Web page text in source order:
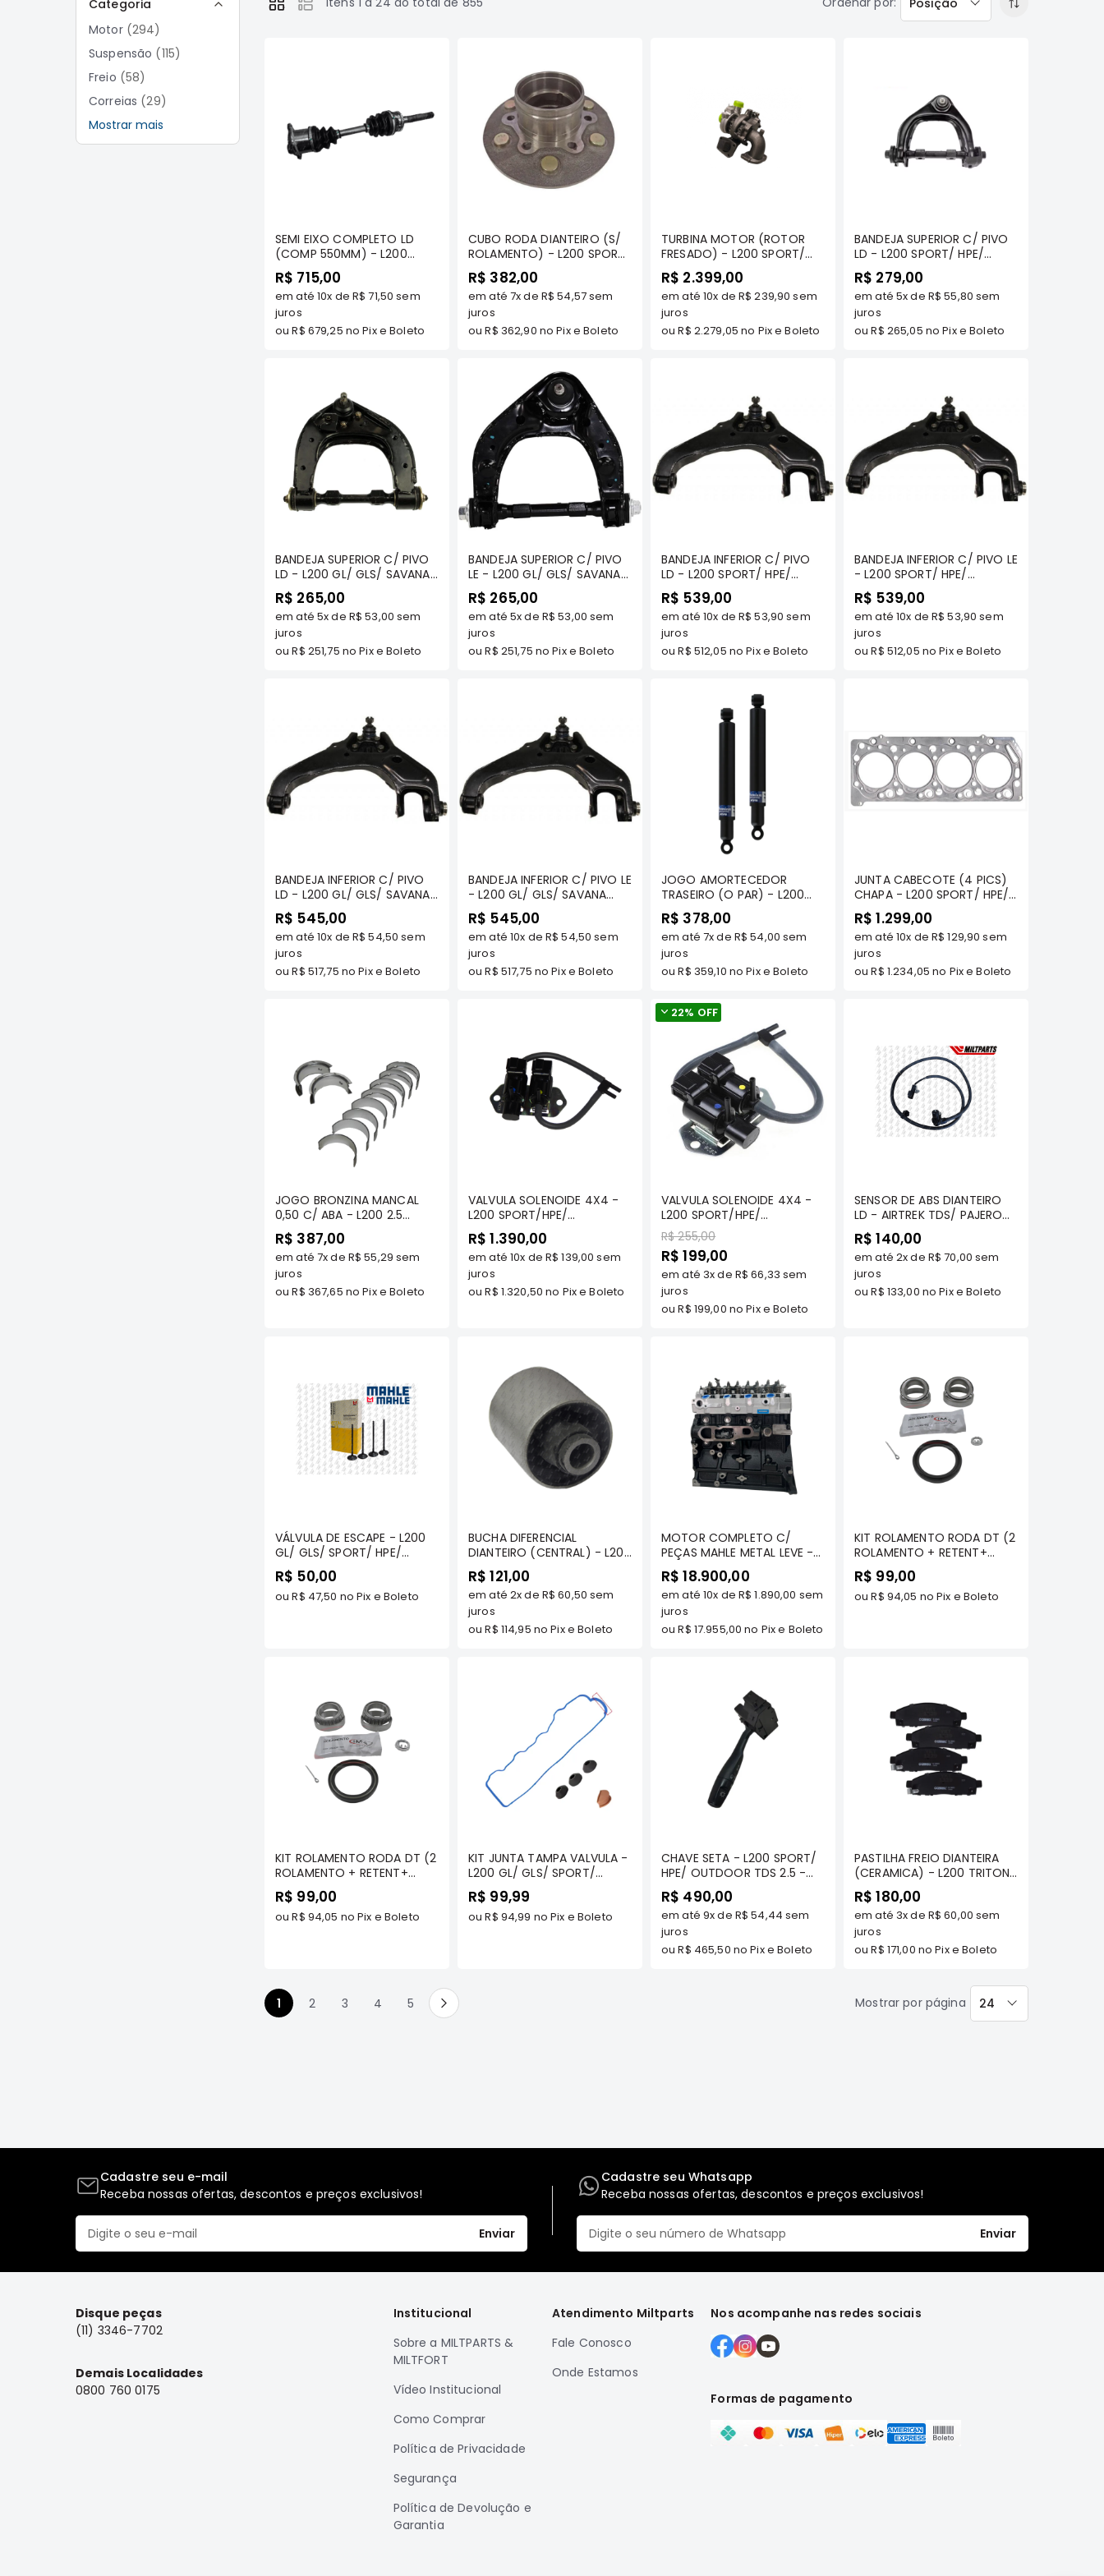
Ver
SEMI EIXO COMPLETO LD
(COMP 550MM) - L200
SPORT/ HPE/ OUTDOOR/
PAJERO SPORT
2.5/2.8/3.0/3.5 TDS - AL1080
R$ 715,00
em até 10x de R$ 71,50 sem
juros
ouR$ 679,25 no Pix e Boleto
CUBO RODA DIANTEIRO (S/
ROLAMENTO) - L200 SPORT/
HPE/ OUTDOOR/ PAJERO
SPORT 2007/... - AL930
R$ 382,00
em até 7xde R$ 54,57sem
juros
ouR$ 362,90 no Pix e Boleto
TURBINA MOTOR (ROTOR
FRESADO) - L200 SPORT/
HPE/ OUTDOOR/ PAJERO
SPORT 2.5 HPE - EKSTRON -
TC-1099F
R$ 2.399,00
em até 10x de R$ 239,90 sem
juros
ouR$ 2.279,05 no Pix e Boleto
BANDEJA SUPERIOR C/ PIVO
LD - L200 SPORT/ HPE/
OUTDOOR/ SAVANA/
PAJERO SPORT / PAJERO
FULL GLS/ GLSB 1993 A 1999 -
MT COMPONENTES -
MR124880
R$ 279,00
em até 5xde R$ 55,80 sem
juros
ouR$ 265,05 no Pix e Boleto
BANDEJA SUPERIOR C/ PIVO
LD - L200 GL/ GLS/ SAVANA
4X4 1994 A 2007
(QUADRADINHA) - MT
COMPONENTES - MB527512
R$ 265,00
em até 5xde R$ 53,00 sem
juros
ouR$ 251,75 no Pix e Boleto
BANDEJA SUPERIOR C/ PIVO
LE - L200 GL/ GLS/ SAVANA
4X4 1994 A 2007
(QUADRADINHA) - MT
COMPONENTES - MB527161
R$ 265,00
em até 5xde R$ 53,00 sem
juros
ouR$ 251,75 no Pix e Boleto
BANDEJA INFERIOR C/ PIVO
LD - L200 SPORT/ HPE/
OUTDOOR/ SAVANA/
PAJERO SPORT / PAJERO
FULL GLS/ GLSB 1993 A 1999 -
MT COMPONENTES - MT
COMPONENTES - MT-0315-R
R$ 539,00
em até 10x de R$ 53,90 sem
juros
ouR$ 512,05 no Pix e Boleto
BANDEJA INFERIOR C/ PIVO LE
- L200 SPORT/ HPE/
OUTDOOR/ SAVANA/
PAJERO SPORT / PAJERO
FULL GLS/ GLSB 1993 A 1999 -
MT COMPONENTES - MT-
0315-L
R$ 539,00
em até 10x de R$ 53,90 sem
juros
ouR$ 512,05 no Pix e Boleto
BANDEJA INFERIOR C/ PIVO
LD - L200 GL/ GLS/ SAVANA
4X4 1994 A 2007
(QUADRADINHA) - MT
COMPONENTES - MT-0332-
R
R$ 545,00
em até 10x de R$ 54,50 sem
juros
ouR$ 517,75 no Pix e Boleto
BANDEJA INFERIOR C/ PIVO LE
- L200 GL/ GLS/ SAVANA
4X4 1994 A 2007
(QUADRADINHA) - MT
COMPONENTES - MT-0332-
L
R$ 545,00
em até 10x de R$ 54,50 sem
juros
ouR$ 517,75 no Pix e Boleto
Comprar
JOGO AMORTECEDOR
TRASEIRO (O PAR) - L200
GL/GLS/SPORT/HPE/
OUTDOOR - KAYABA -
443290
R$ 378,00
em até 7xde R$ 54,00 sem
juros
ouR$ 359,10 no Pix e Boleto
JUNTA CABECOTE (4 PICS)
CHAPA - L200 SPORT/ HPE/
OUTDOOR/ PAJERO SPORT
2.5 HPE - ORIGINAL
MITSUBISHI
R$ 1.299,00
em até 10x de R$ 129,90 sem
juros
ouR$ 1.234,05 no Pix e Boleto
Comprar
JOGO BRONZINA MANCAL
0,50 C/ ABA - L200 2.5
DIESEL 8V GL/ GLS (L200
QUADRADA)/ PAJERO 2.5
DIESEL 8V 92/95 - MAHLE
METAL LEVE - BC546/050
R$ 387,00
em até 7xde R$ 55,29 sem
juros
ouR$ 367,65 no Pix e Boleto
VALVULA SOLENOIDE 4X4 -
L200 SPORT/HPE/
OUTDOOR/ PAJERO/ SPORT
TDS/ FULL../99/ FULL ../06 -
ORIGINAL MITSUBISHI
R$ 1.390,00
em até 10x de R$ 139,00 sem
juros
ouR$ 1.320,50 no Pix e Boleto
VALVULA SOLENOIDE 4X4 -
L200 SPORT/HPE/
OUTDOOR/ PAJERO/ SPORT
TDS/ FULL../99/ FULL ../06 -
TECNOPART - MB937731TP
Preço
R$ 255,00
Preço
Especial
R$ 199,00
22% OFF
em até 3xde R$ 66,33 sem
juros
ouR$ 199,00 no Pix e Boleto
SENSOR DE ABS DIANTEIRO
LD - AIRTREK TDS/ PAJERO
SPORT 2.5 TDS/ L200
SPORT/ HPE/ OUTDOOR/ -
MILTPARTS - MR961238 MT
R$ 140,00
em até 2xde R$ 70,00 sem
juros
ouR$ 133,00 no Pix e Boleto
VÁLVULA DE ESCAPE - L200
GL/ GLS/ SPORT/ HPE/
OUTDOOR/ PAJERO 2.5
SPORT HPE - MAHLE METAL
LEVE - VE1950238
R$ 50,00
ouR$ 47,50 no Pix e Boleto
BUCHA DIFERENCIAL
DIANTEIRO (CENTRAL) - L200
TDS/ PAJERO/ PAJERO TR4
TODOS MODELOS -
TENACITY - MR418404
R$ 121,00
em até 2xde R$ 60,50 sem
juros
ouR$ 114,95 no Pix e Boleto
MOTOR COMPLETO C/
PEÇAS MAHLE METAL LEVE -
L200 GL/ GLS/ SPORT/ HPE/
OUTDOOR/ PAJERO SPORT
2.5/ HR 2.5 (8 VALVULAS)/
BONGO K2500/ H100/
GALLOPER 2.5 DIESEL
R$ 18.900,00
em até 10x de R$ 1.890,00 sem
juros
ouR$ 17.955,00 no Pix e Boleto
KIT ROLAMENTO RODA DT (2
ROLAMENTO + RETENT+
CUPILHA+ GRAXA) - L200
GL/ GLS/ SPORT/ HPE/
OUTDOOR/ PAJERO SPORT
R$ 99,00
ouR$ 94,05 no Pix e Boleto
KIT ROLAMENTO RODA DT (2
ROLAMENTO + RETENT+
CUPILHA+ GRAXA) - L200
GL/ GLS/ SPORT/ HPE/
OUTDOOR/ PAJERO SPORT
R$ 99,00
ouR$ 94,05 no Pix e Boleto
KIT JUNTA TAMPA VALVULA -
L200 GL/ GLS/ SPORT/
OUTDDOR/ SAVANA 2.5 8V
DIESEL TDS/ H100 2.5 8V
DIESEL/ PAJERO 2.5 8V
R$ 99,99
ouR$ 94,99 no Pix e Boleto
CHAVE SETA - L200 SPORT/
HPE/ OUTDOOR TDS 2.5 -
AUTOTEC
R$ 490,00
em até 9xde R$ 54,44 sem
juros
ouR$ 465,50 no Pix e Boleto
PASTILHA FREIO DIANTEIRA
(CERAMICA) - L200 TRITON
3.2/3.5/3.8 TDS/ DAKAR
TDS/ TRITON 2.4 FLEX/
TRITON 2.4 DIESEL 2016 A
2019 - COBREQ
R$ 180,00
em até 3xde R$ 60,00 sem
juros
ouR$ 171,00 no Pix e Boleto
Você esta lendo a pagina
1 Página
2 Página
3 Página
4 Página
5 Página
Próximo Mostrar por página 24
por
Categoria
Motor 294
Suspensão
115
Freio 58
Correias
29
Filtros 10
Transmissão 107
Mostrar mais
Cadastre seu e-mail
Receba nossas ofertas, descontos e preços exclusivos!
Enviar
Cadastre seu Whatsapp
Receba nossas ofertas, descontos e preços exclusivos!
Enviar
Disque peças
(11) 3346-7702
Demais Localidades
0800 760 0175
Institucional
Sobre a MILTPARTS &
MILTFORT
Vídeo Institucional
Como Comprar
Política de Privacidade
Segurança
Política de Devolução e
Garantia
Atendimento Miltparts
Fale Conosco
Onde Estamos
Nos acompanhe nas redes sociais
Formas de pagamento